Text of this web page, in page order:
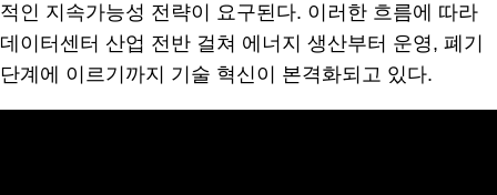
적인 지속가능성 전략이 요구된다. 이러한 흐름에 따라
데이터센터 산업 전반 걸쳐 에너지 생산부터 운영, 폐기
단계에 이르기까지 기술 혁신이 본격화되고 있다.